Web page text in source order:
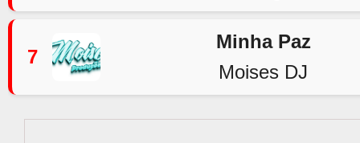
7
Minha Paz
Moises DJ